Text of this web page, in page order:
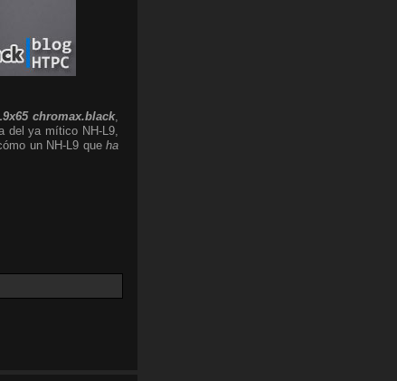
chromax.black,
del ya mítico NH-L9,
un NH-L9 que ha